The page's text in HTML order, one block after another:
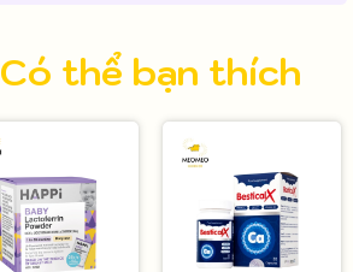
Có thể bạn thích